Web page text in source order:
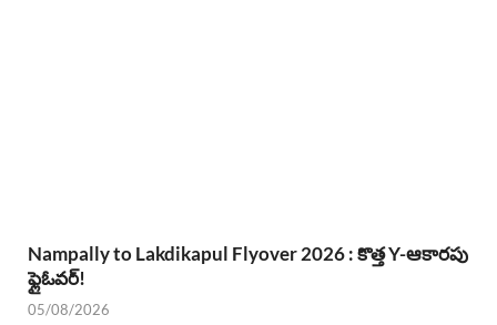
Nampally to Lakdikapul Flyover 2026 : కొత్త Y-ఆకారపు
ఫ్లైఓవర్!
05/08/2026